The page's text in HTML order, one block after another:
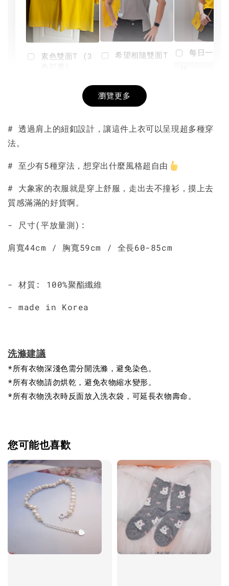
素色雙面T (3
+
希望相隨雙面T
NT$ 190
-
每日一笑
瀏覽更多
# 透過肩上的紐釦設計，讓這件上衣可以呈現超多種穿
法。
# 至少有5種穿法，想穿出什麼風格超自由
# 大象家的衣服就是穿上舒服，走出去不撞衫，摸上去
質感滿滿的好貨啊。
- 尺寸(平放量測):
肩寬44cm / 胸寬59cm / 全長60-85cm
- 材質: 100%聚酯纖維
- made in Korea
洗滌建議
*所有衣物深淺色需分開洗滌，避免染色。
*所有衣物請勿烘乾，避免衣物縮水變形。
*所有衣物洗衣時反面放入洗衣袋，可延長衣物壽命。
您可能也喜歡